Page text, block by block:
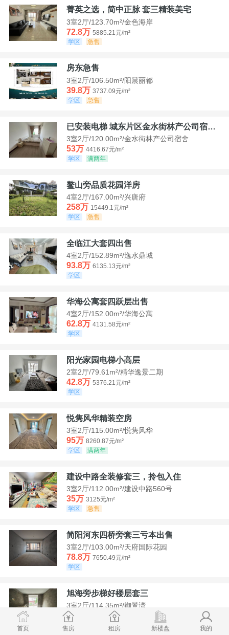
菁英之选，简中正脉 套三精装美宅
3室2厅/123.70m²/金色海岸
72.8万 5885.21元/m²
学区
急售
房东急售
3室2厅/106.50m²/阳晨丽都
39.8万 3737.09元/m²
学区
急售
已安装电梯 城东片区金水街林产公司宿舍套三可看江景
3室2厅/120.00m²/金水街林产公司宿舍
53万 4416.67元/m²
学区
满两年
鳌山旁品质花园洋房
4室2厅/167.00m²/兴唐府
258万 15449.1元/m²
学区
急售
全临江大套四出售
4室2厅/152.89m²/逸水鼎城
93.8万 6135.13元/m²
学区
华海公寓套四跃层出售
4室2厅/152.00m²/华海公寓
62.8万 4131.58元/m²
学区
阳光家园电梯小高层
2室2厅/79.61m²/精华逸景二期
42.8万 5376.21元/m²
学区
悦隽风华精装空房
3室2厅/115.00m²/悦隽风华
95万 8260.87元/m²
学区
满两年
建设中路全装修套三，拎包入住
3室2厅/112.00m²/建设中路560号
35万 3125元/m²
学区
急售
简阳河东四桥旁套三亏本出售
3室2厅/103.00m²/天府国际花园
78.8万 7650.49元/m²
学区
旭海旁步梯好楼层套三
3室2厅/114.35m²/御景湾
52万
4547.44元/m²
学区
首页 售房 租房 新楼盘 我的